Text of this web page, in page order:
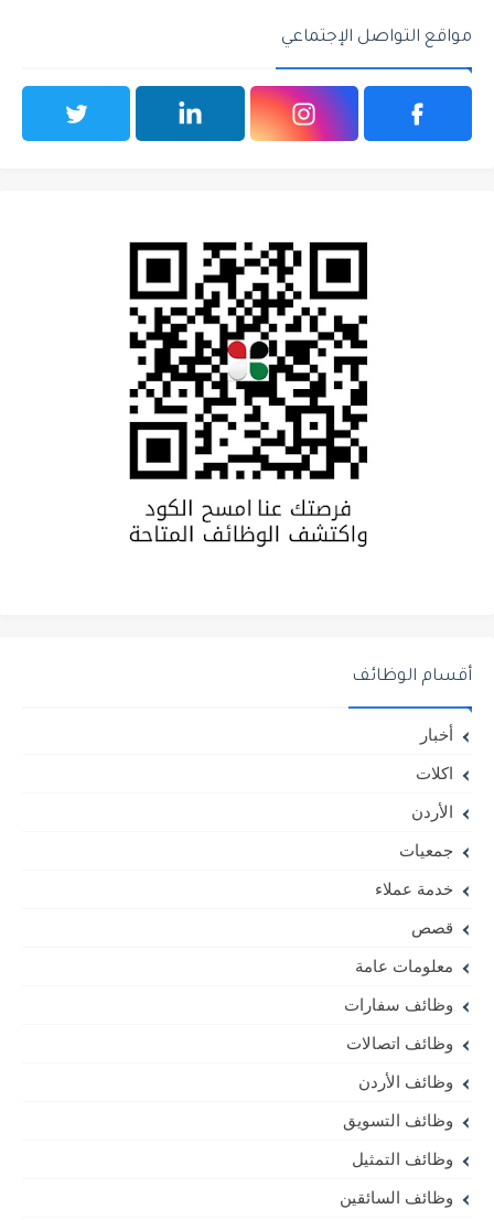
مواقع التواصل الإجتماعي
أقسام الوظائف
أخبار
اكلات
الأردن
جمعيات
خدمة عملاء
قصص
معلومات عامة
وظائف سفارات
وظائف اتصالات
وظائف الأردن
وظائف التسويق
وظائف التمثيل
وظائف السائقين